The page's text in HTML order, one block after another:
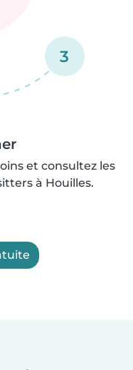
3
et consultez les
à Houilles.